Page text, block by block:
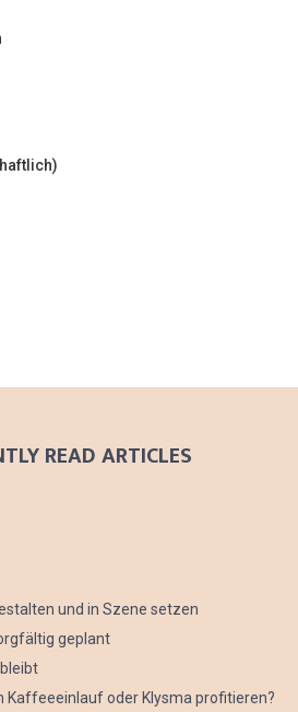
READ ARTICLES
und in Szene setzen
geplant
Kaffeeeinlauf oder Klysma profitieren?